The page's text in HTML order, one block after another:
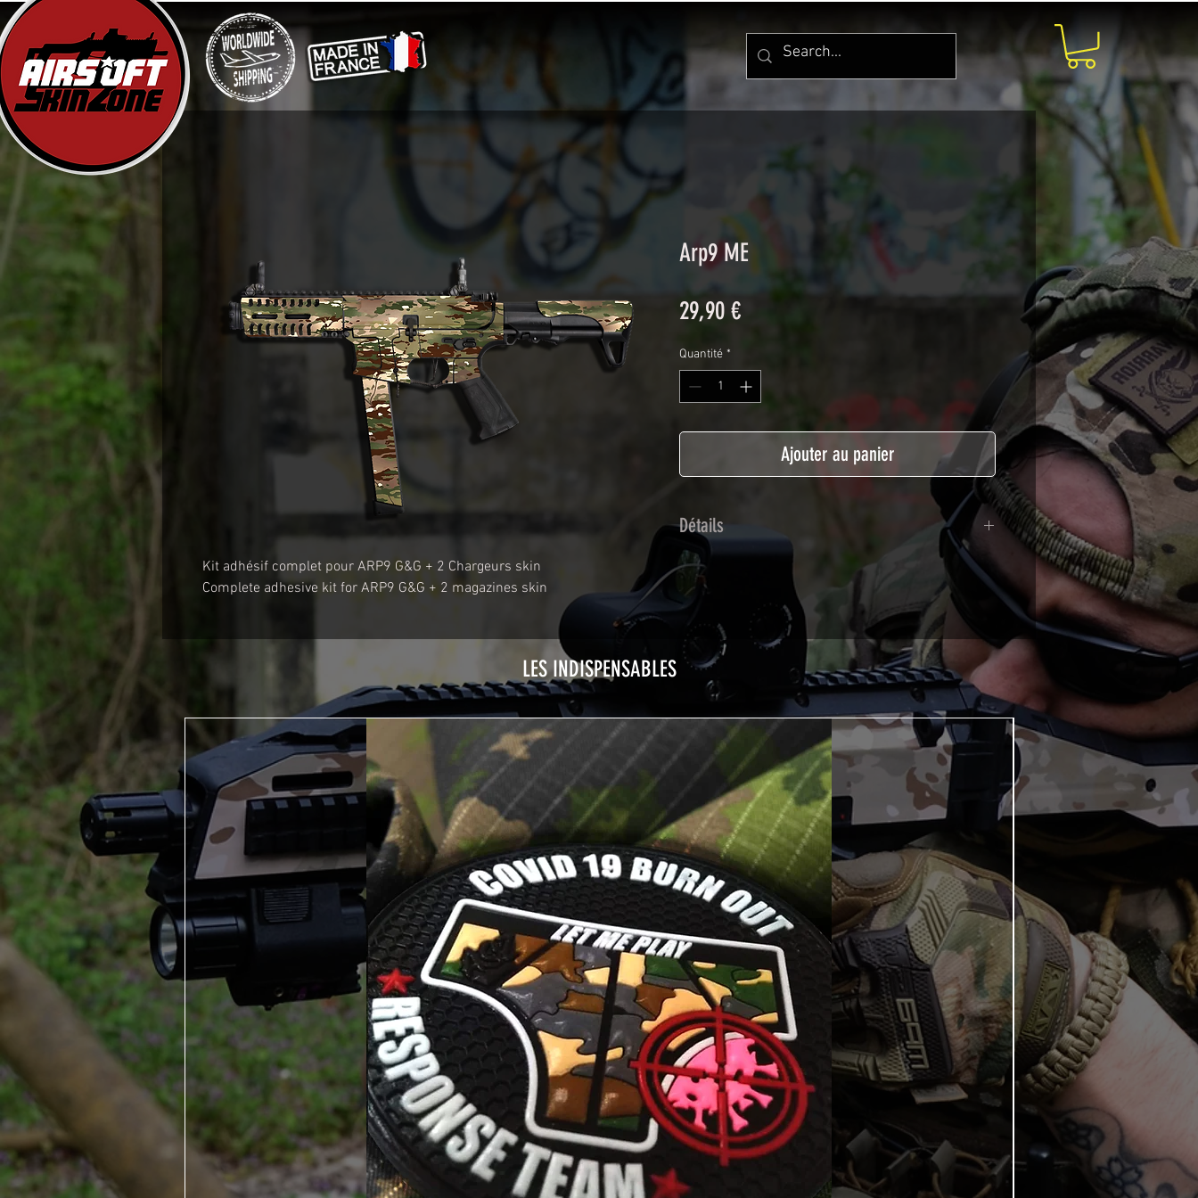
Kit adhésif complet pour ARP9 G&G + 2 Chargeurs skin
Complete adhesive kit for ARP9 G&G + 2 magazines skin
Arp9 ME
29,90 €Prix
Quantité *
Ajouter au panier
Détails
Adhésif de type polymère calandré recouvert d'une
plastification protègeant des UV et des rayures.
Utilisé initialement pour le marquage de véhicule,
les adhésifs AirsoftSkinZone offrent une grande
durabilité et résistent aux intempéries.
Nettoyer sa réplique à l'aide d'un produit alcoolisé
avant toute installation est indispensable. Un
décapeur thermique ou un sèche cheveux sera
nécessaire à l'installation de votre Skin. Voir la
rubrique
TUTOS / VIDEOS
LES INDISPENSABLES